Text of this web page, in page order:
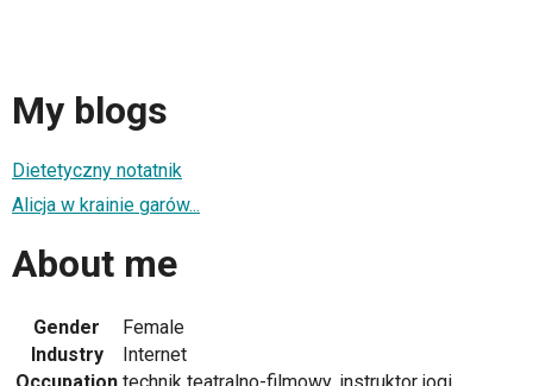
My blogs
Dietetyczny notatnik
Alicja w krainie garów...
About me
Gender
Female
Industry
Internet